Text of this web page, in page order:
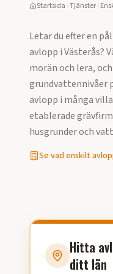
Startsida ›Tjänster›
Letar du efter en
avlopp iVästerås?
morän och lera,
grundvattennivåer
avlopp i många
etablerade
husgrunder och
Se vadenskilt
Hitta
ditt län